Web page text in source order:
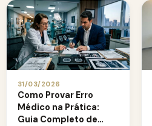
31/03/2026
Como Provar Erro
Médico na Prática:
Guia Completo de